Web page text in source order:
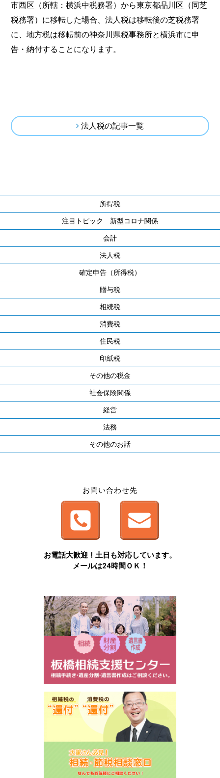
市西区（所轄：横浜中税務署）から東京都品川区（同芝
税務署）に移転した場合、法人税は移転後の芝税務署
に、地方税は移転前の神奈川県税事務所と横浜市に申
告・納付することになります。
法人税の記事一覧
所得税
注目トピック 新型コロナ関係
会計
法人税
確定申告（所得税）
贈与税
相続税
消費税
住民税
印紙税
その他の税金
社会保険関係
経営
法務
その他のお話
お問い合わせ先
お電話大歓迎！土日も対応しています。
メールは24時間ＯＫ！